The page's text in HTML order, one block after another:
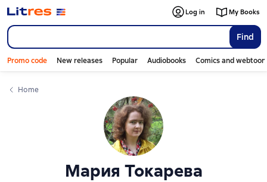
Find
Log in My Books
Promo code New releases Popular Audiobooks Comics and
Home
Мария Токарева
Слайдер с книгами
Слайдер с книгами